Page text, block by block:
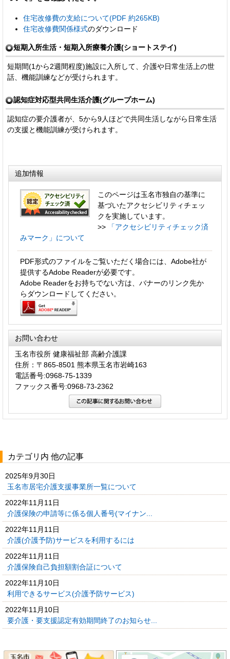
住宅改修費の支給について(PDF 約265KB)
住宅改修費関係様式のダウンロード
短期入所生活・短期入所療養介護(ショートステイ)
短期間(1から2週間程度)施設に入所して、介護や日常生活上の世
話、機能訓練などが受けられます。
認知症対応型共同生活介護(グループホーム)
認知症の要介護者が、5から9人ほどで共同生活しながら日常生活
の支援と機能訓練が受けられます。
追加情報
このページは玉名市独自の基準に
基づいたアクセシビリティチェッ
クを実施しています。
>>
「アクセシビリティチェック済
みマーク」について
PDF形式のファイルをご覧いただく場合には、Adobe社が
提供するAdobe Readerが必要です。
Adobe Readerをお持ちでない方は、バナーのリンク先か
らダウンロードしてください。
お問い合わせ
玉名市役所 健康福祉部 高齢介護課
住所：〒865-8501 熊本県玉名市岩崎163
電話番号:0968-75-1339
ファックス番号:0968-73-2362
カテゴリ内 他の記事
2025年9月30日
玉名市居宅介護支援事業所一覧について
2022年11月11日
介護保険の申請等に係る個人番号(マイナン...
2022年11月11日
介護(介護予防)サービスを利用するには
2022年11月11日
介護保険自己負担額割合証について
2022年11月10日
利用できるサービス(介護予防サービス)
2022年11月10日
要介護・要支援認定有効期間終了のお知らせ...